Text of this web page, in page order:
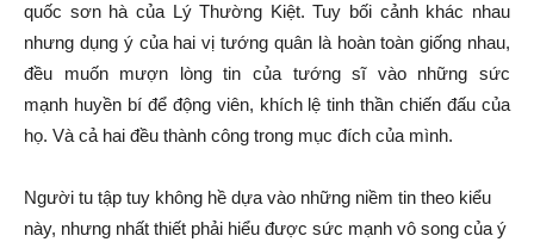
quốc sơn hà của Lý Thường Kiệt. Tuy bối cảnh khác nhau
nhưng dụng ýcủa hai vị tướng quân là hoàn toàn giống nhau,
đều muốn mượn lòng tin của tướng sĩ vào nhữngsức
mạnh huyền bí để động viên, khích lệtinh thần chiến đấu của
họ. Và cả hai đều thành công trong mục đích của mình.
Người tu tập tuy không hề dựa vào những niềm tin theo kiểu
này, nhưng nhất thiết phải hiểu được sức mạnh vô song của ý